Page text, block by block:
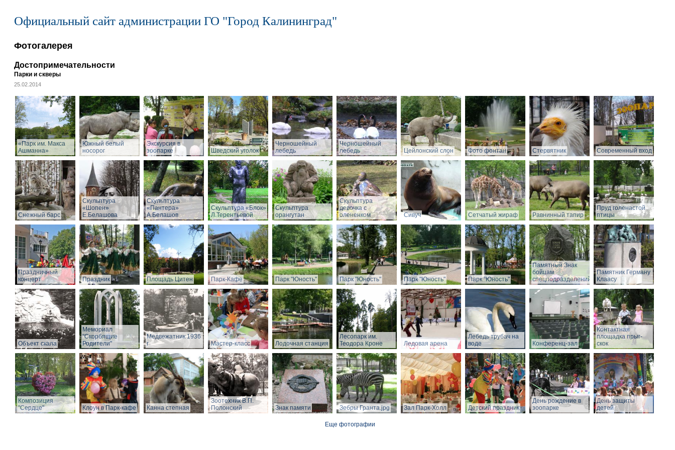
Официальный сайт администрации ГО "Город Калининград"
Фотогалерея
Достопримечательности
Парки и скверы
25.02.2014
«Парк им. Макса
Ашманна»
Южный белый
носорог
Экскурсия в
зоопарке
Шведский уголок
Черношейный
лебедь
Черношейный
лебедь
Цейлонский слон Фото фонтан Стервятник Современный вход
Снежный барс
Скульптура
«Шопен»
Е.Белашова
Скульптура
«Пантера»
А.Белашов
Скульптура «Блок»
Л.Терентьевой
Скульптура
орангутан
Скульптура
девочка с
олененком
Сивуч Сетчатый жираф Равнинный тапир
Пруд голенастой
птицы
Праздничный
концерт
Праздник Площадь Цитен Парк-Кафе Парк "Юность" Парк "Юность" Парк "Юность" Парк "Юность"
Памятный Знак
бойцам
спецподразделений
Памятник Герману
Клаасу
Объект скала
Мемориал
"Скорбящие
Родители"
Медвежатник 1936
г
Мастер-класс Лодочная станция
Лесопарк им.
Теодора Кроне
Ледовая арена
Лебедь трубач на
воде
Конференц-зал
Контактная
площадка прыг-
скок
Композиция
"Сердце"
Клоун в Парк-кафе Канна степная
Зоотехник В.П.
Полонский
Знак памяти Зебры Гранта.jpg Зал Парк-Холл Детский праздник
День рождение в
зоопарке
День защиты
детей
Еще фотографии